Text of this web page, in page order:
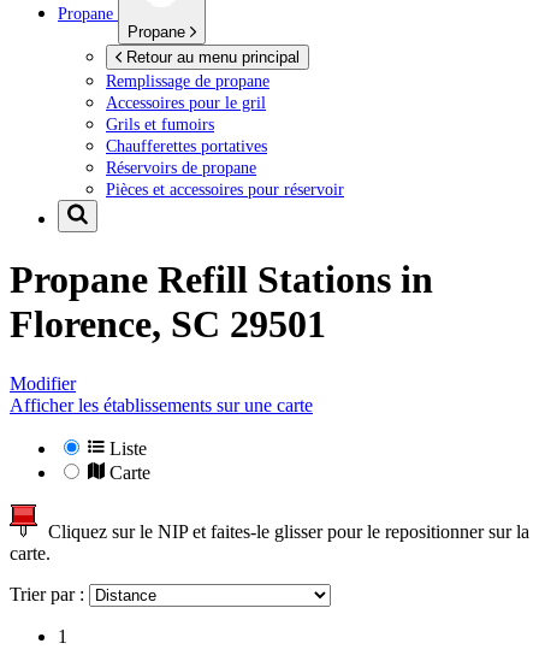
Propane
Propane
Retour au menu principal
Remplissage de propane
Accessoires pour le gril
Grils et fumoirs
Chaufferettes portatives
Réservoirs de propane
Pièces et accessoires pour réservoir
Propane Refill Stations in
Florence, SC 29501
Modifier
Afficher les établissements sur une carte
Liste
Carte
Cliquez sur le NIP et faites-le glisser pour le repositionner sur la
carte.
Trier par :
1